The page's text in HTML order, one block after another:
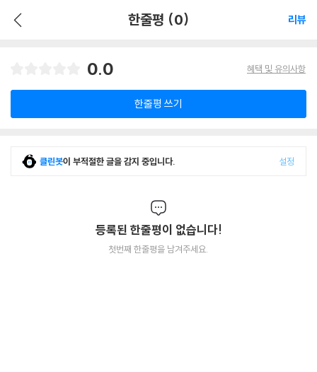
한줄평 (0) 리뷰
0.0 혜택 및 유의사항
한줄평 쓰기
클린봇이 부적절한 글을 감지 중입니다. 설정
등록된 한줄평이 없습니다!
첫번째 한줄평을 남겨주세요.